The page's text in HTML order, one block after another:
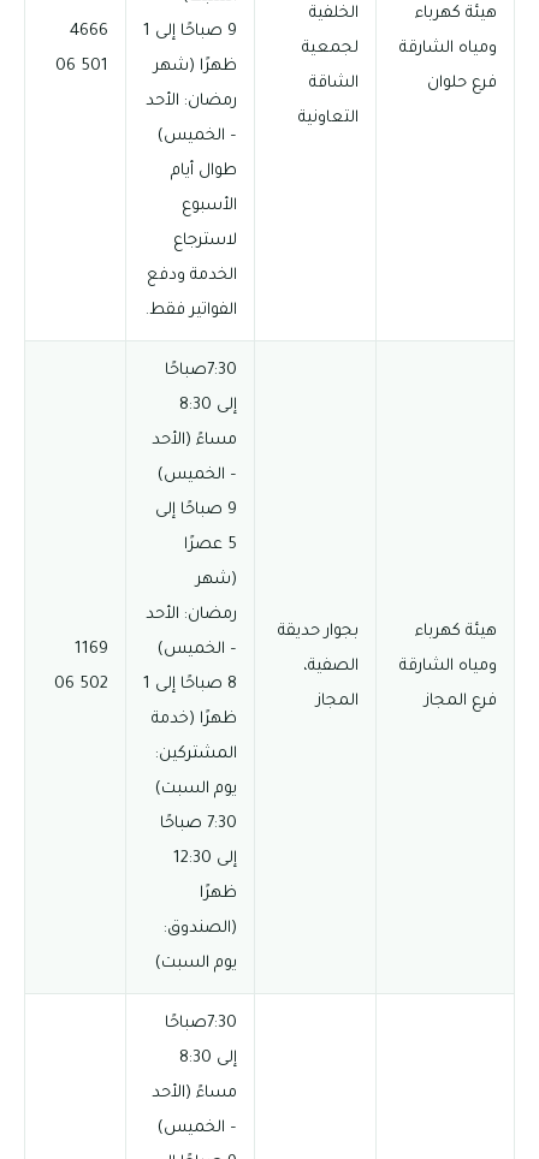
هيئة كهرباء
ومياه الشارقة
فرع حلوان
الخلفية
لجمعية
الشاقة
التعاونية
9 صباحًا إلى 1
ظهرًا (شهر
رمضان: الأحد
– الخميس)
طوال أيام
الأسبوع
لاسترجاع
الخدمة ودفع
الفواتير فقط.
4666
501 06
هيئة كهرباء
ومياه الشارقة
فرع المجاز
بجوار حديقة
الصفية،
المجاز
7:30صباحًا
إلى 8:30
مساءً (الأحد
– الخميس)
9 صباحًا إلى
5 عصرًا
(شهر
رمضان: الأحد
– الخميس)
8 صباحًا إلى 1
ظهرًا (خدمة
المشتركين:
يوم السبت)
7:30 صباحًا
إلى 12:30
ظهرًا
(الصندوق:
يوم السبت)
1169
502 06
7:30صباحًا
إلى 8:30
مساءً (الأحد
– الخميس)